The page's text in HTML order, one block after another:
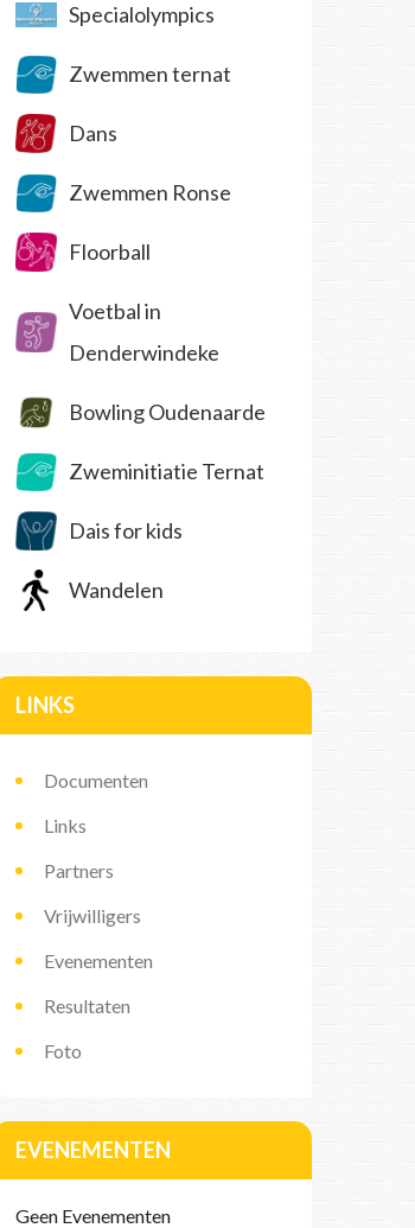
Specialolympics
Zwemmen ternat
Dans
Zwemmen Ronse
Floorball
Voetbal in
Denderwindeke
Bowling Oudenaarde
Zweminitiatie Ternat
Dais for kids
Wandelen
LINKS
Documenten
Links
Partners
Vrijwilligers
Evenementen
Resultaten
Foto
EVENEMENTEN
Geen Evenementen